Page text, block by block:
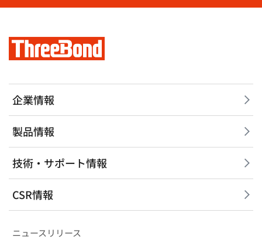
企業情報
製品情報
技術・サポート情報
CSR情報
ニュースリリース